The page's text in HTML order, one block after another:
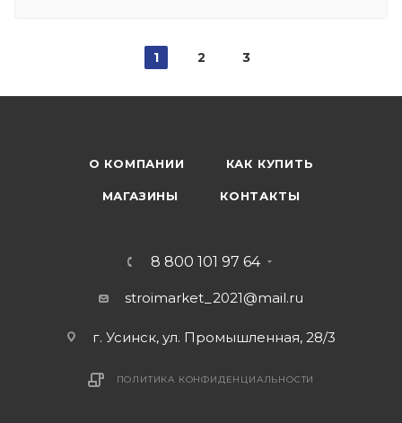
1 2 3
О КОМПАНИИ КАК КУПИТЬ
МАГАЗИНЫ КОНТАКТЫ
8 800 101 97 64
stroimarket_2021@mail.ru
г. Усинск, ул. Промышленная, 28/3
ПОЛИТИКА КОНФИДЕНЦИАЛЬНОСТИ